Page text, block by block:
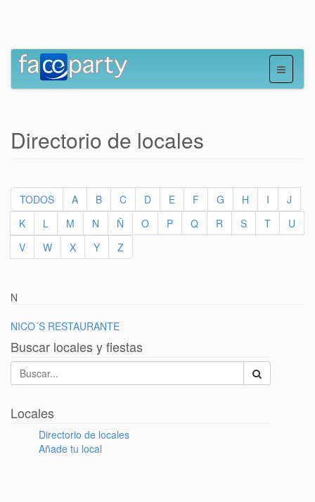
Directorio de locales
TODOS A B C D E F G H I
J
K
L M N Ñ O P Q R S T
U
V
W X Y Z
N
NICO´S RESTAURANTE
Buscar locales y fiestas
Locales
Directorio de locales
Añade tu local